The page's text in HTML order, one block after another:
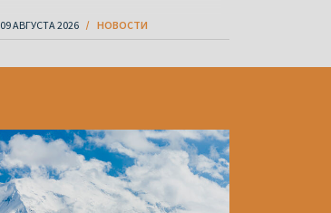
09 АВГУСТА 2026 НОВОСТИ